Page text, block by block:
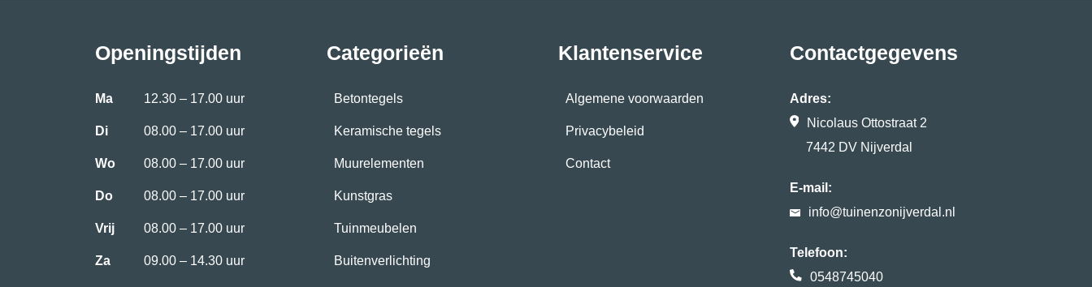
Openingstijden
Ma 12.30 – 17.00 uur
Di 08.00 – 17.00 uur
Wo 08.00 – 17.00 uur
Do 08.00 – 17.00 uur
Vrij 08.00 – 17.00 uur
Za 09.00 – 14.30 uur
Categorieën
Betontegels
Keramische tegels
Muurelementen
Kunstgras
Tuinmeubelen
Buitenverlichting
Klantenservice
Algemene voorwaarden
Privacybeleid
Contact
Contactgegevens
Adres:
Nicolaus Ottostraat 2
7442 DV Nijverdal
E-mail:
info@tuinenzonijverdal.nl
Telefoon:
0548745040